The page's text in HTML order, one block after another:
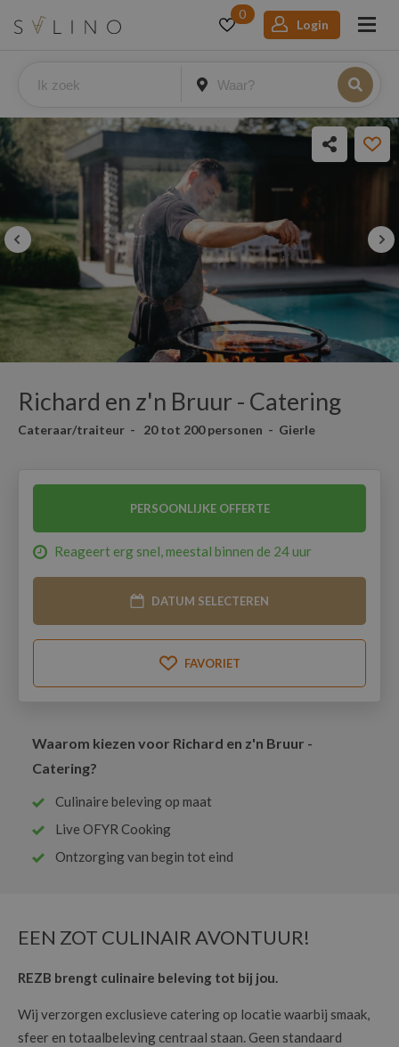
0
Login
Richard en z'n Bruur - Catering
Cateraar/traiteur - 20 tot 200 personen - Gierle
PERSOONLIJKE OFFERTE
Reageert erg snel, meestal binnen de 24 uur
DATUM SELECTEREN
FAVORIET
Waarom kiezen voor Richard en z'n Bruur -
Catering?
Culinaire beleving op maat
Live OFYR Cooking
Ontzorging van begin tot eind
EEN ZOT CULINAIR AVONTUUR!
REZB brengt culinaire beleving tot bij jou.
Wij verzorgen exclusieve catering op locatie waarbij smaak,
sfeer en totaalbeleving centraal staan. Geen standaard